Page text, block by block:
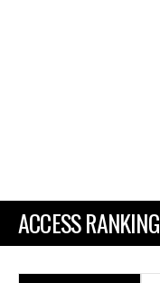
ACCESS RANKING